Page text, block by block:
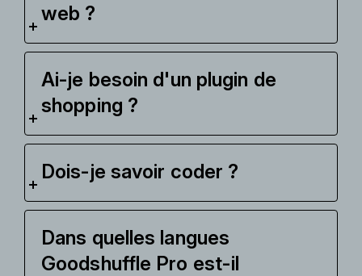
web ?
Ai-je besoin d'un plugin de
shopping ?
Dois-je savoir coder ?
Dans quelles langues
Goodshuffle Pro est-il